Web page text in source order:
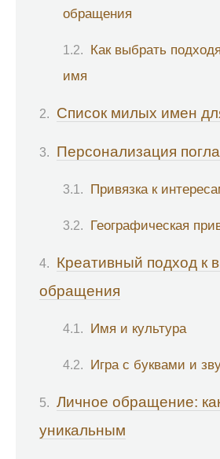
обращения
Как выбрать
имя
Список милых имен
Персонализация
Привязка к
Географическая
Креативный подход к
обращения
Имя и культура
Игра с буквами и
Личное обращение:
уникальным